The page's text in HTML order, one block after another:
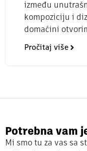
između
kompoziciju i
domaćini
Pročitaj više
Potrebna vam
Mi smo tu za vas sa